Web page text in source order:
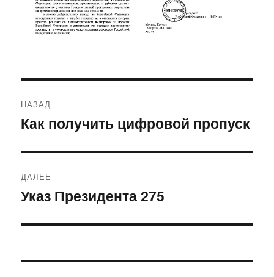
по
НАЗАД
Предыдущая
Как получить цифровой пропуск
ДАЛЕЕ
Следующая
Указ Президента 275